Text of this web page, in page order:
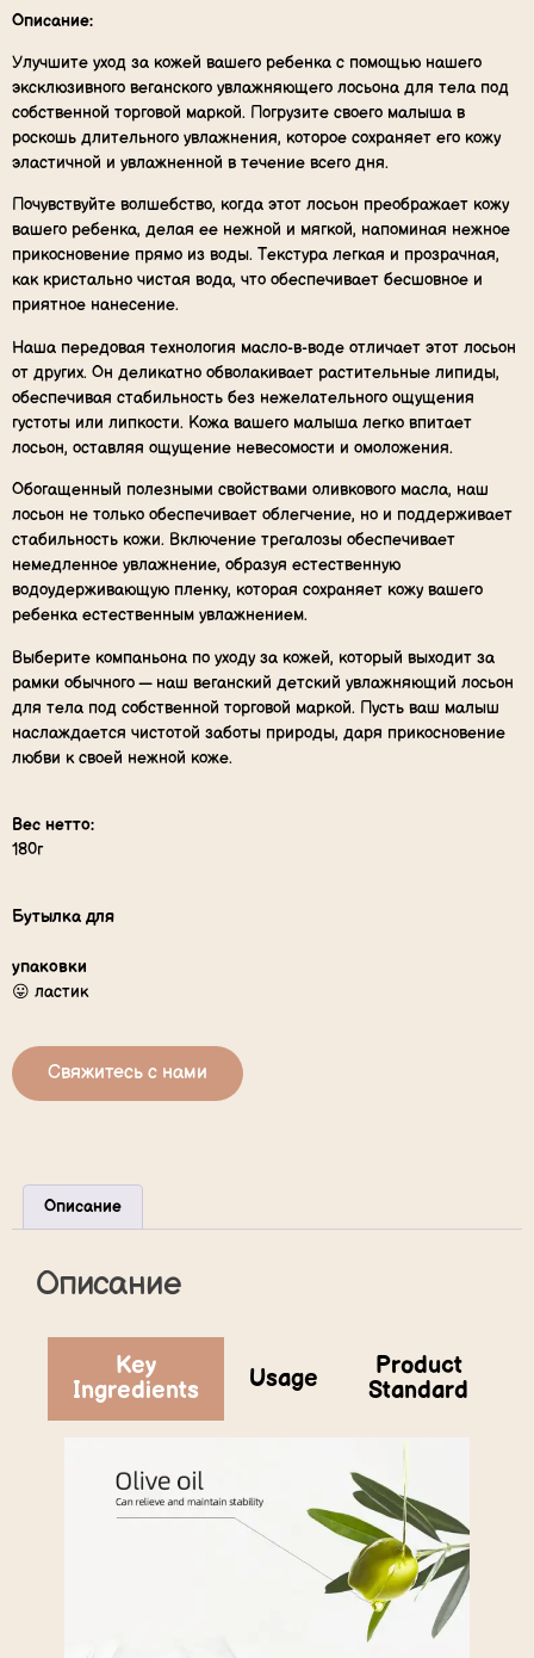
Описание:
Улучшите уход за кожей вашего ребенка с помощью нашего
эксклюзивного веганского увлажняющего лосьона для тела под
собственной торговой маркой. Погрузите своего малыша в
роскошь длительного увлажнения, которое сохраняет его кожу
эластичной и увлажненной в течение всего дня.
Почувствуйте волшебство, когда этот лосьон преображает кожу
вашего ребенка, делая ее нежной и мягкой, напоминая нежное
прикосновение прямо из воды. Текстура легкая и прозрачная,
как кристально чистая вода, что обеспечивает бесшовное и
приятное нанесение.
Наша передовая технология масло-в-воде отличает этот лосьон
от других. Он деликатно обволакивает растительные липиды,
обеспечивая стабильность без нежелательного ощущения
густоты или липкости. Кожа вашего малыша легко впитает
лосьон, оставляя ощущение невесомости и омоложения.
Обогащенный полезными свойствами оливкового масла, наш
лосьон не только обеспечивает облегчение, но и поддерживает
стабильность кожи. Включение трегалозы обеспечивает
немедленное увлажнение, образуя естественную
водоудерживающую пленку, которая сохраняет кожу вашего
ребенка естественным увлажнением.
Выберите компаньона по уходу за кожей, который выходит за
рамки обычного — наш веганский детский увлажняющий лосьон
для тела под собственной торговой маркой. Пусть ваш малыш
наслаждается чистотой заботы природы, даря прикосновение
любви к своей нежной коже.
Вес нетто:
180г
Бутылка для
упаковки
😛 ластик
Свяжитесь с нами
Описание
Описание
Key
Ingredients
Usage
Product
Standard